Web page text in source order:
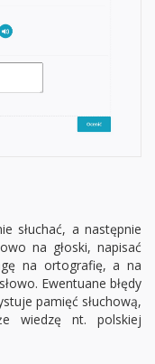
słuchać, a następnie
na głoski, napisać
na ortografię, a na
Ewentuane błędy
pamięć słuchową,
wiedzę nt. polskiej